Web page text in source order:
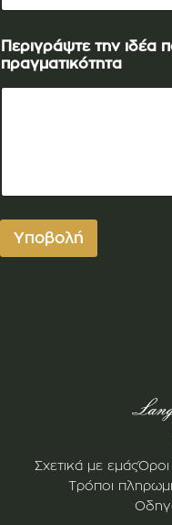
ε
Περιγράψτε την ιδέα
πραγματικότητα
Υποβολή
Σχετικά με εμάςΌροι
Τρόποι